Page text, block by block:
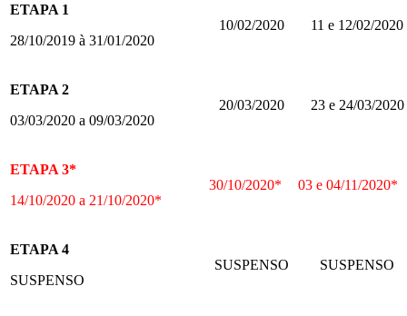
ETAPA 1
28/10/2019 à 31/01/2020
10/02/2020 11 e 12/02/2020
ETAPA 2
03/03/2020 a 09/03/2020
20/03/2020 23 e 24/03/2020
ETAPA 3*
14/10/2020 a 21/10/2020*
30/10/2020* 03 e 04/11/2020*
ETAPA 4
SUSPENSO
SUSPENSO SUSPENSO